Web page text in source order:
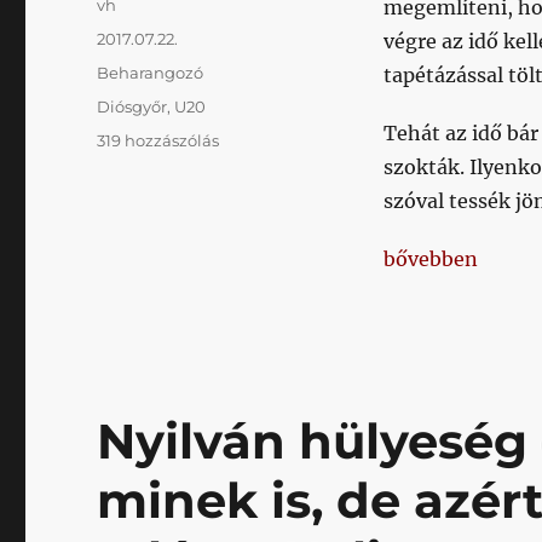
megemlíteni,
végre az idő
tapétázással
Tehát az idő
szokták.
szóval tessék
„A bajnokság
bővebben
vh
Közzétéve
2017.07.22.
Kategória
Beharangozó
Címke
Diósgyőr, U20
319 hozzászólásA
ma
egymással
bejegyzéshez
Nyilván
minek is, de